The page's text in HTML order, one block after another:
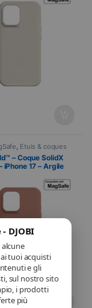
DJOBI
tuoi acquisti
e gli
sul nostro sito
i prodotti
più
, Étuis & coques
, Cellulare
,Telefonia
– Coque SolidX
iPhone 17 – Argile